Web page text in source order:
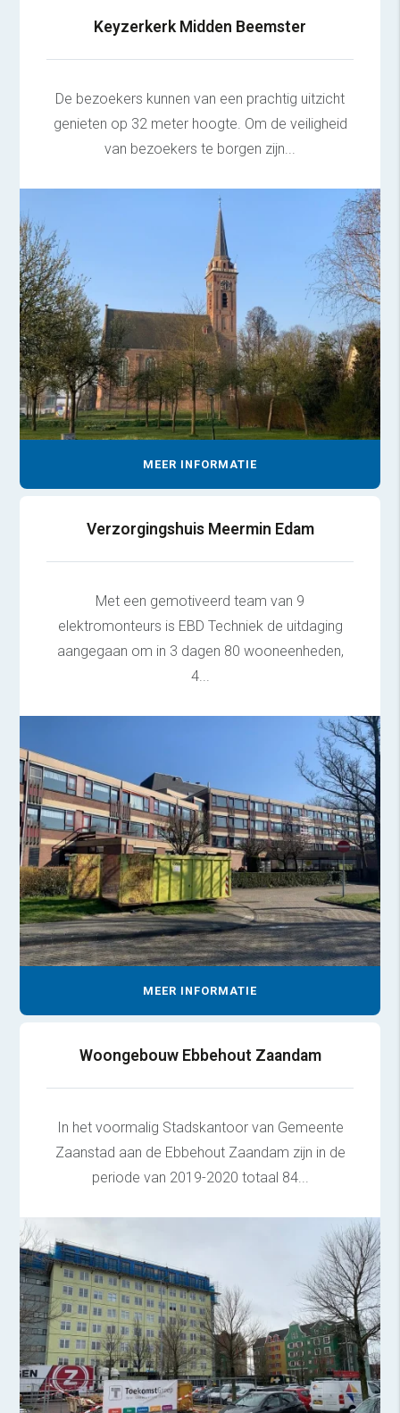
Keyzerkerk Midden Beemster
De bezoekers kunnen van een prachtig uitzicht
genieten op 32 meter hoogte. Om de veiligheid
van bezoekers te borgen zijn...
MEER INFORMATIE
Verzorgingshuis Meermin Edam
Met een gemotiveerd team van 9
elektromonteurs is EBD Techniek de uitdaging
aangegaan om in 3 dagen 80 wooneenheden,
4...
MEER INFORMATIE
Woongebouw Ebbehout Zaandam
In het voormalig Stadskantoor van Gemeente
Zaanstad aan de Ebbehout Zaandam zijn in de
periode van 2019-2020 totaal 84...